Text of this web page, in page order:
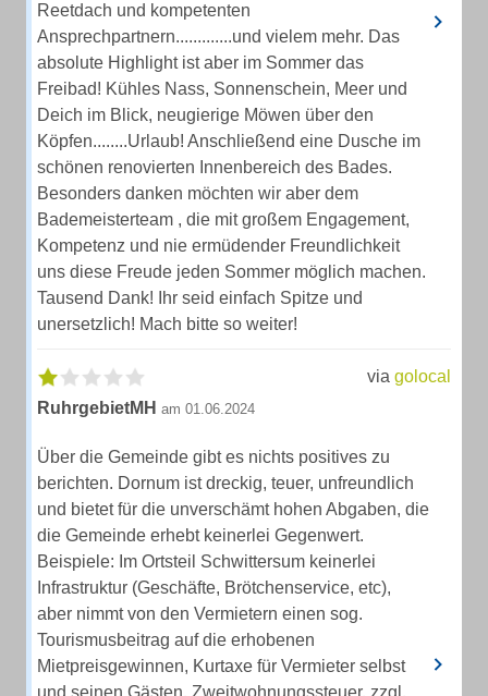
Reetdach und kompetenten
Ansprechpartnern.............und vielem mehr. Das
absolute Highlight ist aber im Sommer das
Freibad! Kühles Nass, Sonnenschein, Meer und
Deich im Blick, neugierige Möwen über den
Köpfen........Urlaub! Anschließend eine Dusche im
schönen renovierten Innenbereich des Bades.
Besonders danken möchten wir aber dem
Bademeisterteam , die mit großem Engagement,
Kompetenz und nie ermüdender Freundlichkeit
uns diese Freude jeden Sommer möglich machen.
Tausend Dank! Ihr seid einfach Spitze und
unersetzlich! Mach bitte so weiter!
via golocal
RuhrgebietMH am 01.06.2024
Über die Gemeinde gibt es nichts positives zu
berichten. Dornum ist dreckig, teuer, unfreundlich
und bietet für die unverschämt hohen Abgaben, die
die Gemeinde erhebt keinerlei Gegenwert.
Beispiele: Im Ortsteil Schwittersum keinerlei
Infrastruktur (Geschäfte, Brötchenservice, etc),
aber nimmt von den Vermietern einen sog.
Tourismusbeitrag auf die erhobenen
Mietpreisgewinnen, Kurtaxe für Vermieter selbst
und seinen Gästen, Zweitwohnungssteuer, zzgl.